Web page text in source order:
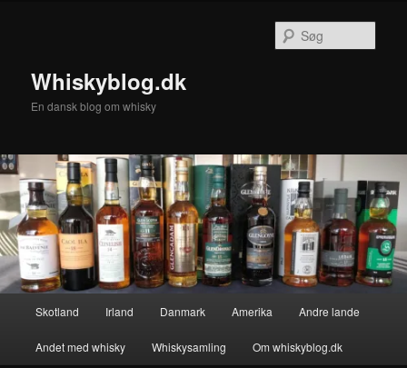
Whiskyblog.dk
En dansk blog om whisky
Skotland Irland Danmark Amerika Andre lande
Andet med whisky Whiskysamling Om whiskyblog.dk